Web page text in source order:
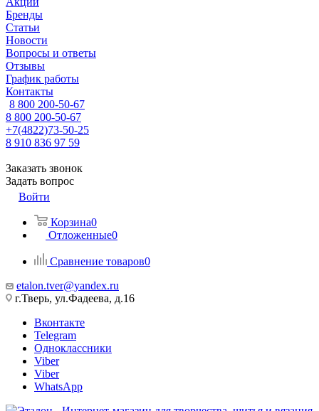
Бренды
Статьи
Новости
Вопросы и ответы
Отзывы
График работы
Контакты
8 800 200-50-67
8 800 200-50-67
+7(4822)73-50-25
8 910 836 97 59
Заказать звонок
Задать вопрос
Войти
Корзина0
Отложенные0
Сравнение товаров0
etalon.tver@yandex.ru
г.Тверь, ул.Фадеева, д.16
Вконтакте
Telegram
Одноклассники
Viber
Viber
WhatsApp